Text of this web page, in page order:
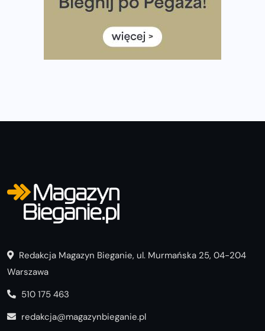
Już w tę sobotę 35. Bieg Powstania Warszawskiego.
Wystartuje rekordowa liczba uczestników
35. Bieg Powstania Warszawskiego – praktyczny
poradnik przed startem
Redakcja Magazyn Bieganie, ul. Murmańska 25, 04-204
Warszawa
510 175 463
redakcja@magazynbieganie.pl